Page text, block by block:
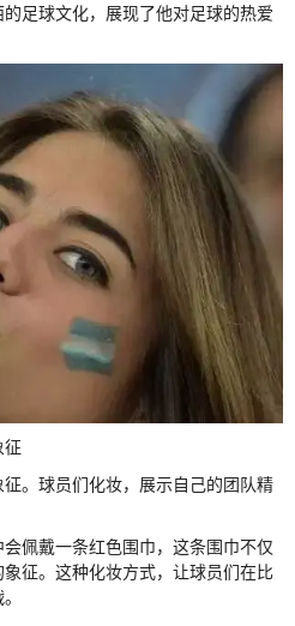
足球文化，展现了他对足球的热爱
征
。球员们化妆，展示自己的团队精
佩戴一条红色围巾，这条围巾不仅
征。这种化妆方式，让球员们在比